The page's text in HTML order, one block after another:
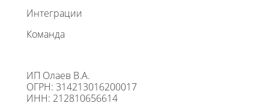
Интеграции
Команда
ИП Олаев В.А.
ОГРН: 314213016200017
ИНН: 212810656614